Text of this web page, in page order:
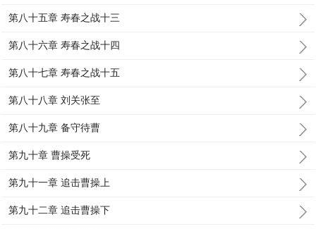
第八十五章 寿春之战十三
第八十六章 寿春之战十四
第八十七章 寿春之战十五
第八十八章 刘关张至
第八十九章 备守待曹
第九十章 曹操受死
第九十一章 追击曹操上
第九十二章 追击曹操下